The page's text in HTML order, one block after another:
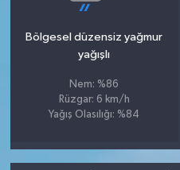
Bölgesel düzensiz yağmur
yağışlı
Nem: %86
Rüzgar: 6 km/h
Yağış Olasılığı: %84